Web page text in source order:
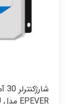
EPEVER مدل VS3024AU